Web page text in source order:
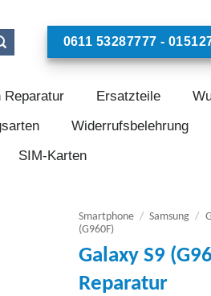
0611 53287777 -
Reparatur Ersatzteile
Widerrufsbelehrung
SIM-Karten
Smartphone / Samsung /
(G960F)
Galaxy S9
Reparatur